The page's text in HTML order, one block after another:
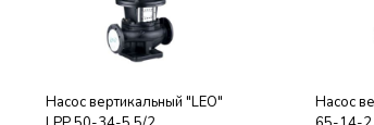
Насос вертикальный "LEO"
Насос